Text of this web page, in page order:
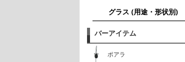
グラス (用途・形状別)
バーアイテム
ポアラ